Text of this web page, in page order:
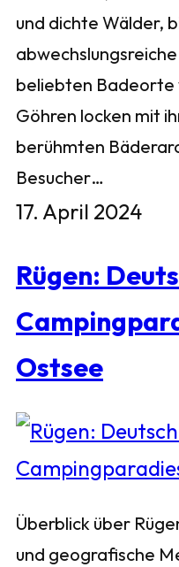
und dichte Wälder,
beliebten Badeorte
Göhren locken mit
berühmten
Besucher…
17. April 2024
Rügen:
Ostsee
Überblick über
und geografische